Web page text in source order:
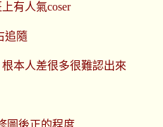
有人氣coser
追隨
本人差很多很難認出來